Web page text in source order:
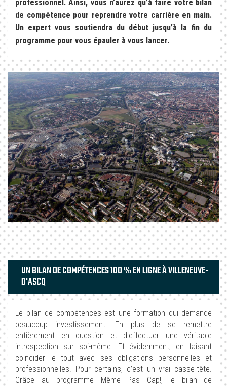
professionnel. Ainsi, vous n’aurez qu’à faire votre bilan
de compétence pour reprendre votre carrière en main.
Un expert vous soutiendra du début jusqu’à la fin du
programme pour vous épauler à vous lancer.
UN BILAN DE COMPÉTENCES 100 % EN LIGNE À VILLENEUVE-
D'ASCQ
Le bilan de compétences est une formation qui demande
beaucoup investissement. En plus de se remettre
entièrement en question et d'effectuer une véritable
introspection sur soi-même. Et évidemment, en faisant
coïncider le tout avec ses obligations personnelles et
professionnelles. Pour certains, c’est un vrai casse-tête.
Grâce au programme Même Pas Cap!, le bilan de